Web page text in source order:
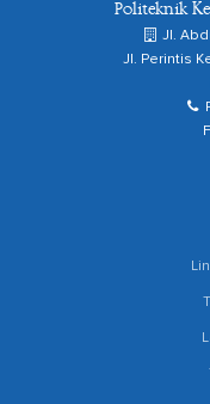
Politeknik
Jl.
Jl. Perintis